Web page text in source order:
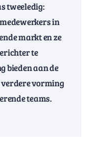
tweeledig:
in
markt en ze
te
bieden aan de
vorming
teams.